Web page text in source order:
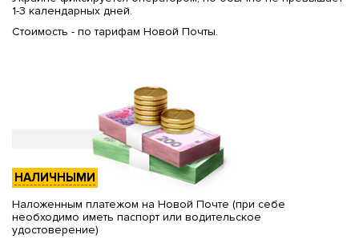
1-3 календарных дней.
Стоимость - по тарифам Новой Почты.
НАЛИЧНЫМИ
Наложенным платежом на Новой Почте (при себе
необходимо иметь паспорт или водительское
удостоверение)